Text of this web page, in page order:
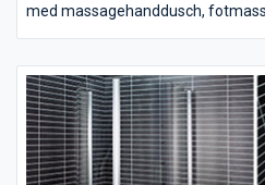
med massagehanddusch,
mm.